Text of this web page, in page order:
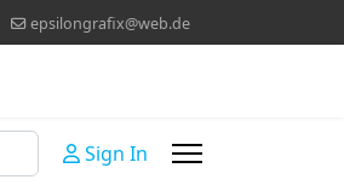
epsilongrafix@web.de
Sign In